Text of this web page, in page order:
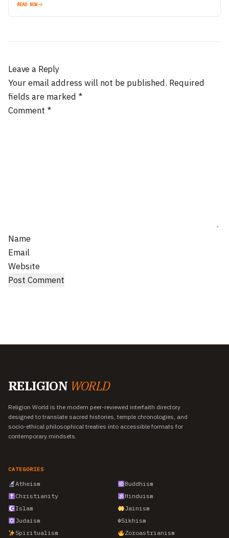
READ NOW
Leave a Reply
Your email address will not be published. Required
fields are marked *
Comment *
Name
Email
Website
RELIGION WORLD
Religion World is the modern peer-reviewed interfaith directory
designed to translate sacred histories, temple chronologies, and
socio-ethical philosophical treaties into accessible formats for
contemporary mindsets.
CATEGORIES
Atheism
Buddhism
Christianity
Hinduism
Islam
Jainism
Judaism
☬Sikhism
Spiritualism
Zoroastrianism